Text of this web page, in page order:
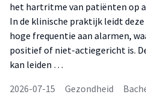
het hartritme van patiënten op
In de klinische praktijk leidt
hoge frequentie aan alarmen,
positief of niet-actiegericht is.
kan leiden …
2026-07-15
Gezondheid